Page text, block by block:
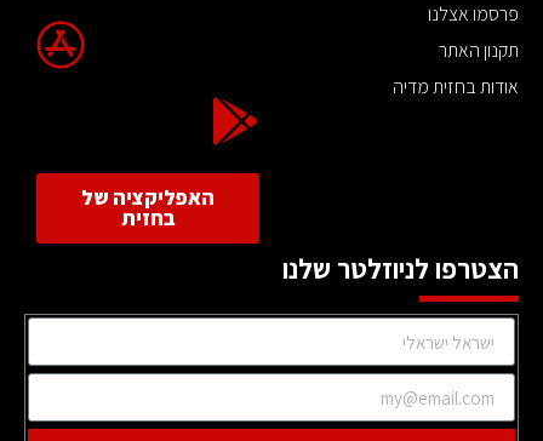
פרסמו אצלנו
תקנון האתר
אודות בחזית מדיה
האפליקציה של
בחזית
הצטרפו לניוזלטר שלנו